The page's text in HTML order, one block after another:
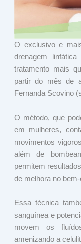
O exclusivo e
drenagem
tratamento mais
partir do mês de
Fernanda Scovino
O método, que
em mulheres,
movimentos
além de
permitem
de melhora no
Essa técnica
sanguínea e
movem os
amenizando a